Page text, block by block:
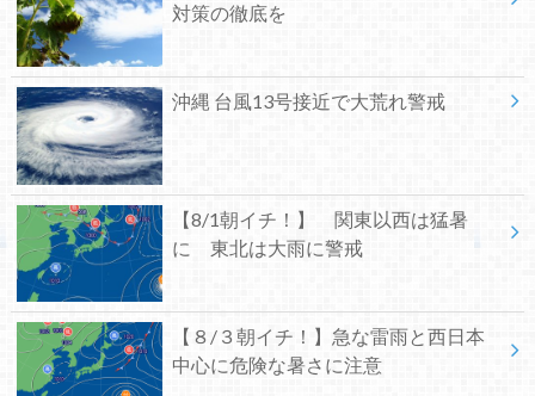
対策の徹底を
沖縄 台風13号接近で大荒れ警戒
【8/1朝イチ！】 関東以西は猛暑
に 東北は大雨に警戒
【８/３朝イチ！】急な雷雨と西日本
中心に危険な暑さに注意